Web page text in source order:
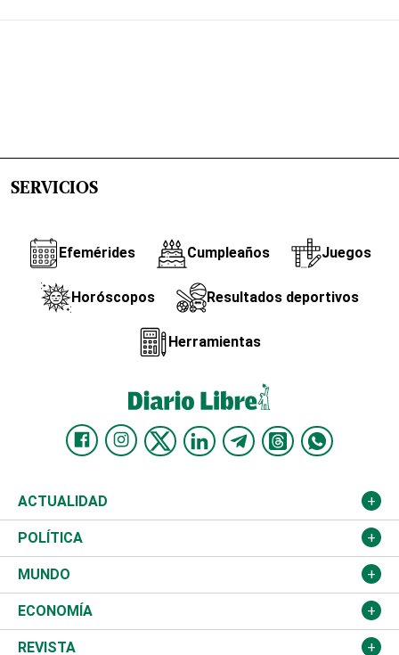
SERVICIOS
Efemérides Cumpleaños Juegos
Horóscopos Resultados deportivos
Herramientas
ACTUALIDAD
Nacional
Ciudad
Educación
Salud
POLÍTICA
Partidos
JCE
TSE
MUNDO
Estados Unidos
América Latina
ECONOMÍA
Finanzas
REVISTA